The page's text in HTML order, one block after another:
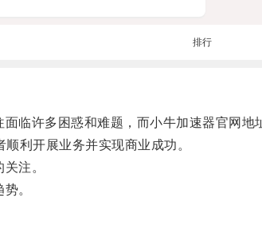
排行
许多困惑和难题，而小牛加速器官网地
利开展业务并实现商业成功。
注。
。